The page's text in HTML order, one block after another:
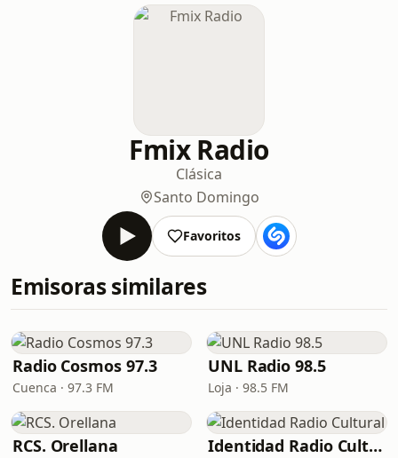
Fmix Radio
Clásica
Santo Domingo
Favoritos
Emisoras similares
Radio Cosmos 97.3
Cuenca · 97.3 FM
UNL Radio 98.5
Loja · 98.5 FM
RCS. Orellana Identidad Radio Cultural